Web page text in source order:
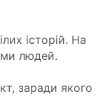
історій. На
людей.
заради якого